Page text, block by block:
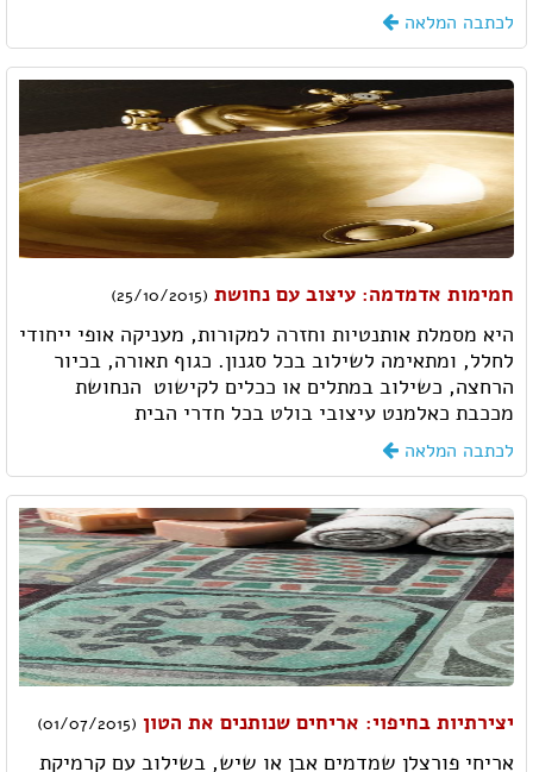
לכתבה המלאה
חמימות אדמדמה: עיצוב עם נחושת (25/10/2015)
היא מסמלת אותנטיות וחזרה למקורות, מעניקה אופי ייחודי
לחלל, ומתאימה לשילוב בכל סגנון. כגוף תאורה, בכיור
הרחצה, כשילוב במתלים או ככלים לקישוט  הנחושת
מככבת כאלמנט עיצובי בולט בכל חדרי הבית
לכתבה המלאה
יצירתיות בחיפוי: אריחים שנותנים את הטון (01/07/2015)
אריחי פורצלן שמדמים אבן או שיש, בשילוב עם קרמיקת